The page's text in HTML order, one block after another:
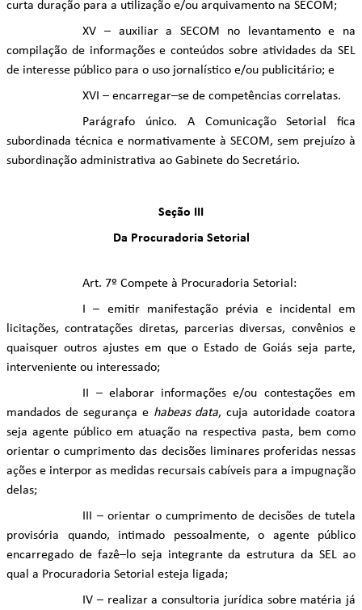
curta duração para a utilização e/ou arquivamento na SECOM;
XV – auxiliar a SECOM no levantamento e na
compilação de informações e conteúdos sobre atividades da SEL
de interesse público para o uso jornalístico e/ou publicitário; e
XVI – encarregar–se de competências correlatas.
Parágrafo único. A Comunicação Setorial fica
subordinada técnica e normativamente à SECOM, sem prejuízo à
subordinação administrativa ao Gabinete do Secretário.
Seção III
Da Procuradoria Setorial
Art. 7º Compete à Procuradoria Setorial:
I – emitir manifestação prévia e incidental em
licitações, contratações diretas, parcerias diversas, convênios e
quaisquer outros ajustes em que o Estado de Goiás seja parte,
interveniente ou interessado;
II – elaborar informações e/ou contestações em
mandados de segurança e habeas data, cuja autoridade coatora
seja agente público em atuação na respectiva pasta, bem como
orientar o cumprimento das decisões liminares proferidas nessas
ações e interpor as medidas recursais cabíveis para a impugnação
delas;
III – orientar o cumprimento de decisões de tutela
provisória quando, intimado pessoalmente, o agente público
encarregado de fazê–lo seja integrante da estrutura da SEL ao
qual a Procuradoria Setorial esteja ligada;
IV – realizar a consultoria jurídica sobre matéria já